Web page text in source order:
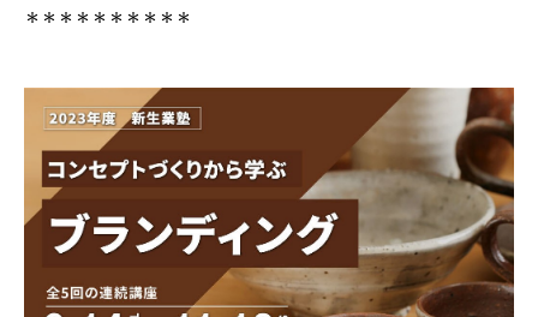
＊＊＊＊＊＊＊＊＊＊